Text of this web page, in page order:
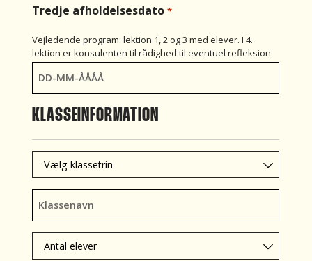
Tredje afholdelsesdato *
Vejledende program: lektion 1, 2 og 3 med elever. I 4.
lektion er konsulenten til rådighed til eventuel refleksion.
KLASSEINFORMATION
Klassetrin
*
Antal
elever